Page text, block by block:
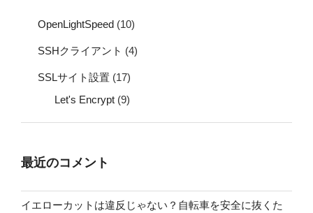
OpenLightSpeed (10)
SSHクライアント (4)
SSLサイト設置 (17)
Let's Encrypt (9)
最近のコメント
イエローカットは違反じゃない？自転車を安全に抜くた